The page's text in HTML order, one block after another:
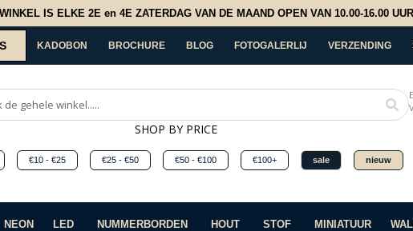
IS ELKE 2E en 4E ZATERDAG VAN DE MAAND OPEN VAN 10.00-16.00
KADOBON BROCHURE BLOG FOTOGALERLIJ VERZENDING
SHOP BY PRICE
€10 - €25 €25 - €50 €50 - €100 €100+ sale nieuw
NEON LED NUMMERBORDEN HOUT STOF MINIATUUR